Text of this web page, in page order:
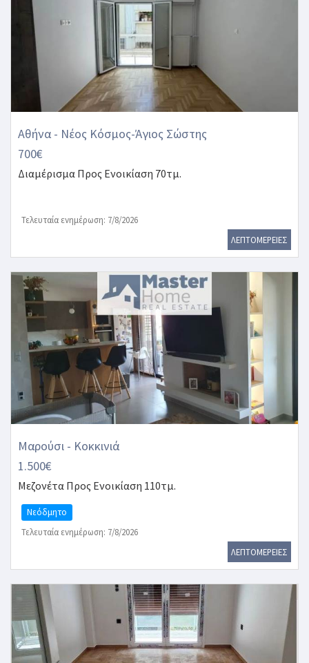
Αθήνα - Νέος Κόσμος-Άγιος Σώστης
700€
Διαμέρισμα Προς Ενοικίαση 70τμ.
Τελευταία ενημέρωση: 7/8/2026
ΛΕΠΤΟΜΕΡΕΙΕΣ
Μαρούσι - Κοκκινιά
1.500€
Μεζονέτα Προς Ενοικίαση 110τμ.
Νεόδμητο
Τελευταία ενημέρωση: 7/8/2026
ΛΕΠΤΟΜΕΡΕΙΕΣ